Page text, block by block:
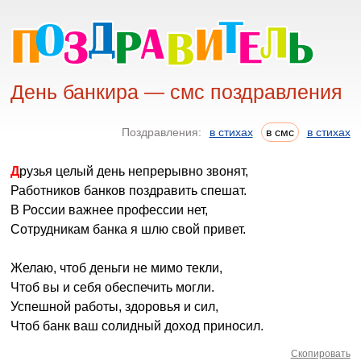
День банкира — смс поздравления
Поздравления: в стихах в смс в стихах
Друзья целый день непрерывно звонят,
Работников банков поздравить спешат.
В России важнее профессии нет,
Сотрудникам банка я шлю свой привет.
Желаю, чтоб деньги не мимо текли,
Чтоб вы и себя обеспечить могли.
Успешной работы, здоровья и сил,
Чтоб банк ваш солидный доход приносил.
Скопировать